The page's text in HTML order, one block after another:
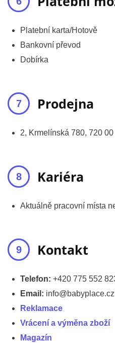
Platební karta/Hotově
Bankovní převod
Dobírka
Prodejna
2, Krmelínská 780, 720
Kariéra
Aktuálně pracovní místa
Kontakt
Telefon: +420 775 552
Email: info@babyplace.cz
Reklamace
Vrácení a výměna zboží
Magazín